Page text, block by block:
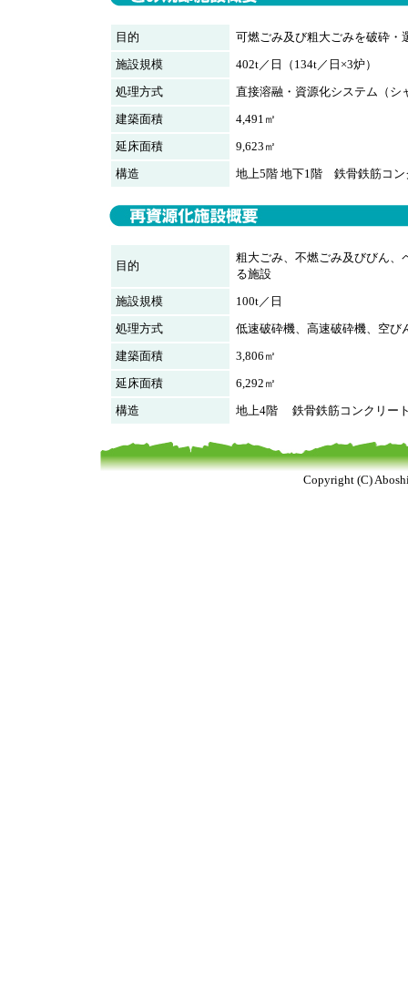
目的
可燃ごみ及び粗大ごみを破砕・
施設規模
402t／日（134t／日×3炉）
処理方式
直接溶融・資源化システム（シ
建築面積
4,491㎡
延床面積
9,623㎡
構造
地上5階 地下1階 鉄骨鉄筋コン
目的
粗大ごみ、不燃ごみ及びびん、
る施設
施設規模
100t／日
処理方式
低速破砕機、高速破砕機、空び
建築面積
3,806㎡
延床面積
6,292㎡
構造
地上4階 鉄骨鉄筋コンクリー
Copyright (C)